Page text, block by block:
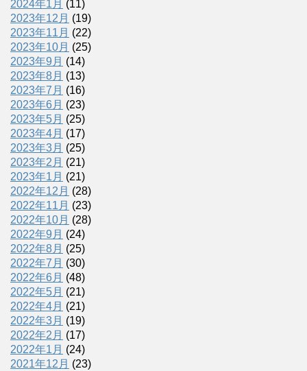
2024年1月 (11)
2023年12月 (19)
2023年11月 (22)
2023年10月 (25)
2023年9月 (14)
2023年8月 (13)
2023年7月 (16)
2023年6月 (23)
2023年5月 (25)
2023年4月 (17)
2023年3月 (25)
2023年2月 (21)
2023年1月 (21)
2022年12月 (28)
2022年11月 (23)
2022年10月 (28)
2022年9月 (24)
2022年8月 (25)
2022年7月 (30)
2022年6月 (48)
2022年5月 (21)
2022年4月 (21)
2022年3月 (19)
2022年2月 (17)
2022年1月 (24)
2021年12月 (23)